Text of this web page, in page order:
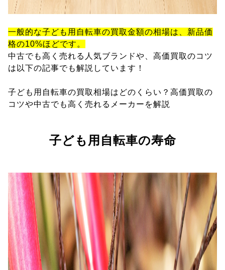
一般的な子ども用自転車の買取金額の相場は、新品価
格の10%ほどです。
中古でも高く売れる人気ブランドや、高価買取のコツ
は以下の記事でも解説しています！
子ども用自転車の買取相場はどのくらい？高価買取の
コツや中古でも高く売れるメーカーを解説
子ども用自転車の寿命